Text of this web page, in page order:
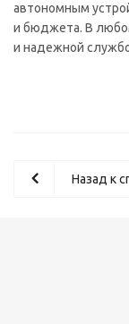
автономным
и бюджета. В
и надежной
Назад к